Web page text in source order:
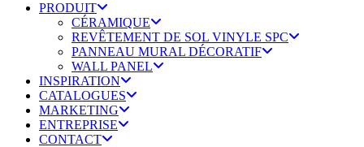
PRODUIT
CÉRAMIQUE
REVÊTEMENT DE SOL VINYLE SPC
PANNEAU MURAL DÉCORATIF
WALL PANEL
INSPIRATION
CATALOGUES
MARKETING
ENTREPRISE
CONTACT